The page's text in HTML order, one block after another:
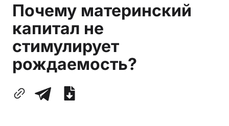
Почему материнский
капитал не
стимулирует
рождаемость?